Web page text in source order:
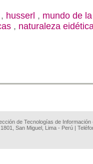
, husserl , mundo de
, naturaleza
de Tecnologías de
San Miguel, Lima - Perú |